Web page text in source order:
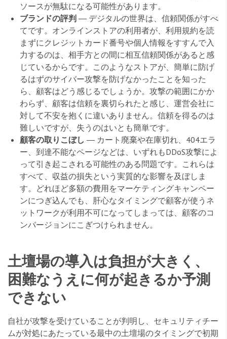
ソースが無駄になる可能性があります。
ブランドの評判 ― デジタルの世界は、信頼関係がすべ
てです。オンラインストアの利用者が、利用規約を読
まずにクレジットカード番号や個人情報をすすんで入
力するのは、相手方との間に相互信頼関係があると感
じているからです。このようなストアが、簡単に防げ
るはずのサイバー攻撃を防げなかったことを知った
ら、顧客はどう感じるでしょうか。攻撃の範囲にかか
わらず、顧客は信頼を裏切られたと感じ、運営会社に
対して不安を抱くに違いありません。信頼を得るのは
難しいですが、失うのはいとも簡単です。
顧客の取りこぼし ― カート廃棄や在庫切れ、404エラ
ー、到達不能なページなどは、いずれもDDoS攻撃によ
って引き起こされる可能性のある問題です。これらは
すべて、収益の損失という実質的な影響を及ぼしま
す。どれほど多額の費用をマーケティングキャンペー
ンにつぎ込んでも、肝心なタイミングで顧客が使うネ
ットワークが利用不可になってしまっては、顧客のコ
ンバージョンにこぎつけられません。
土壇場の導入は負担が大きく、
困難なうえに何が起きるか予測
できない
自社が攻撃を受けていることが判明し、セキュリティチー
ムが対処にあたっている最中の土壇場のタイミングで初期